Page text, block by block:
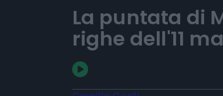
La puntata di
righe dell'11